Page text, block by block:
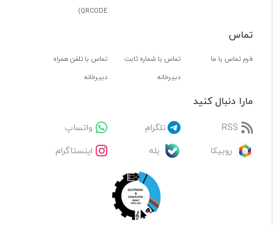
QRCODE)
تماس
فرم تماس با ما
تماس با شماره ثابت
دبیرخانه
تماس با تلفن همراه
دبیرخانه
مارا دنبال کنید
RSS تلگرام
واتساپ
روبیکا
بله اینستاگرام